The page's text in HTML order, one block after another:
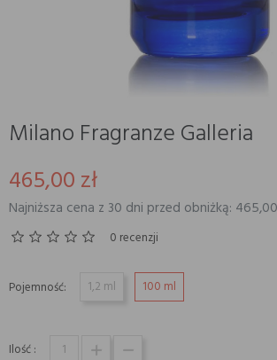
Milano Fragranze Galleria
465,00 zł
Najniższa cena z 30 dni przed obniżką:
0 recenzji
Pojemność: 1,2 ml 100 ml
Ilość :